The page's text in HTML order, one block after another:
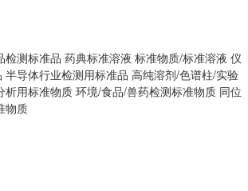
检测标准品 药典标准溶液 标准物质/标准溶液 仪
半导体行业检测用标准品 高纯溶剂/色谱柱/实验
析用标准物质 环境/食品/兽药检测标准物质 同位
物质